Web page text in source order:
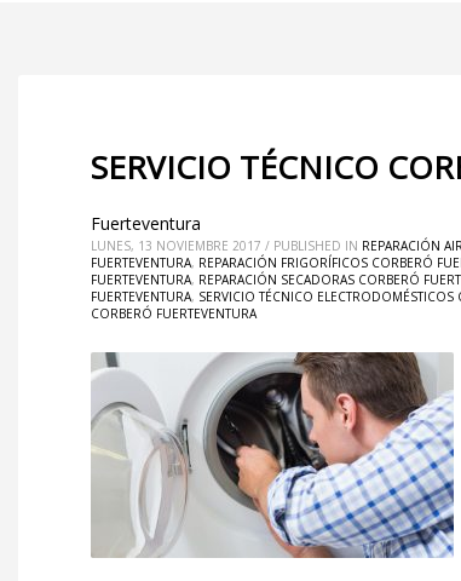
SERVICIO TÉCNICO
Fuerteventura
LUNES, 13 NOVIEMBRE 2017 / PUBLISHED IN REPARACIÓN
FUERTEVENTURA, REPARACIÓN FRIGORÍFICOS CORBERÓ
FUERTEVENTURA, REPARACIÓN SECADORAS CORBERÓ
FUERTEVENTURA, SERVICIO TÉCNICO ELECTRODOMÉSTICOS
CORBERÓ FUERTEVENTURA